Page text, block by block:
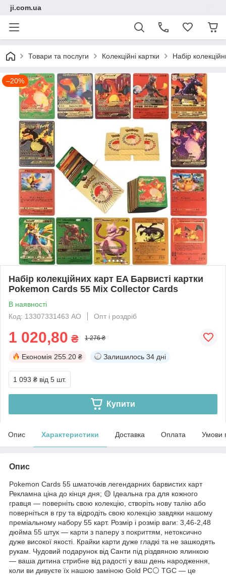
ji.com.ua
Товари та послуги Колекційні картки Набір
–20%
Набір колекційних карт EA Барвисті картки
Pokemon Cards 55 Mix Collector Cards
В наявності
Код: 13307331463 АО
Опт і роздріб
1 020,80 ₴ 1 276 ₴
Економія 255.20 ₴ Залишилось 34 дні
1 093 ₴ від 5 шт.
Купити
Опис Характеристики Доставка Оплата Умови
Опис
Pokemon Cards 55 шматочків легендарних барвистих карт
Рекламна ціна до кінця дня; 🟡 Ідеальна гра для кожного
гравця — поверніть свою колекцію, створіть нову талію або
поверніться в гру та відродіть свою колекцію завдяки нашому
преміальному набору 55 карт. Розмір і розмір ваги: 3,46-2,48
дюйма 55 штук — карти з паперу з покриттям, нетоксично
дуже високої якості. Крайки карти дуже гладкі та не зашкодять
рукам. Чудовий подарунок від Санти під різдвяною ялинкою
— ваша дитина стрибне від радості у ваш день народження,
коли ви дивуєте їх нашою заміною Gold PC⚪ TGC — це